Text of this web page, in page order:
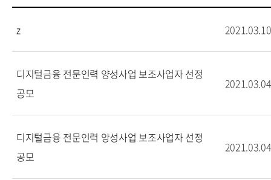
z 2021.03.10
디지털금융 전문인력 양성사업 보조사업자 선정
공모
2021.03.04
디지털금융 전문인력 양성사업 보조사업자 선정
공모
2021.03.04